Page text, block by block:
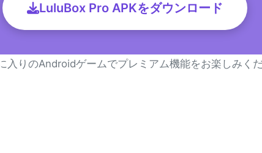
LuluBox Pro APKをダウンロード
入りのAndroidゲームでプレミアム機能をお楽しみく